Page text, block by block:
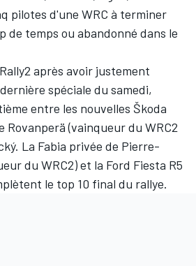
pilotes d'une WRC à terminer
de temps ou abandonné dans le
après avoir justement
spéciale du samedi,
entre les nouvelles Škoda
Rovanperä (vainqueur du WRC2
La Fabia privée de Pierre-
du WRC2) et la Ford Fiesta R5
le top 10 final du rallye.